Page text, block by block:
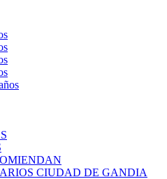
CIUDAD DE GANDIA